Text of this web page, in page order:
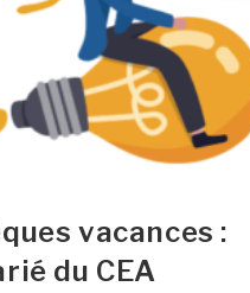
vacances :
du CEA